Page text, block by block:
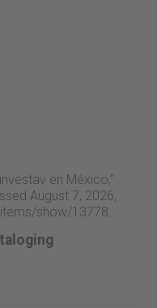
en México,”
August 7, 2026,
show/13778.